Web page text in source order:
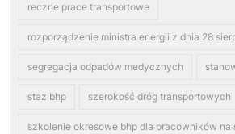
reczne prace transportowe
rozporządzenie ministra energii z dnia 28
segregacja odpadów medycznych
staz bhp szerokość dróg transportowych
szkolenie okresowe bhp dla pracowników na